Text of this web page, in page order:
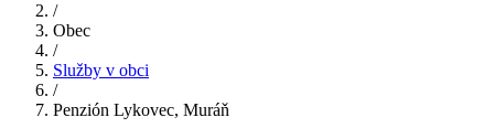
/
Obec
/
Služby v obci
/
Penzión Lykovec, Muráň